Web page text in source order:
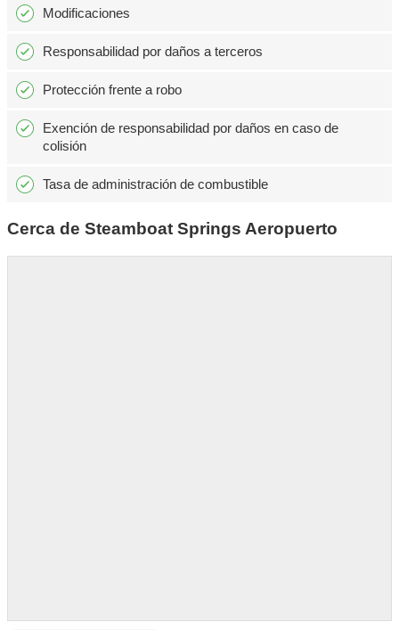
Modificaciones
Responsabilidad por daños a terceros
Protección frente a robo
Exención de responsabilidad por daños en caso de
colisión
Tasa de administración de combustible
Cerca de Steamboat Springs Aeropuerto